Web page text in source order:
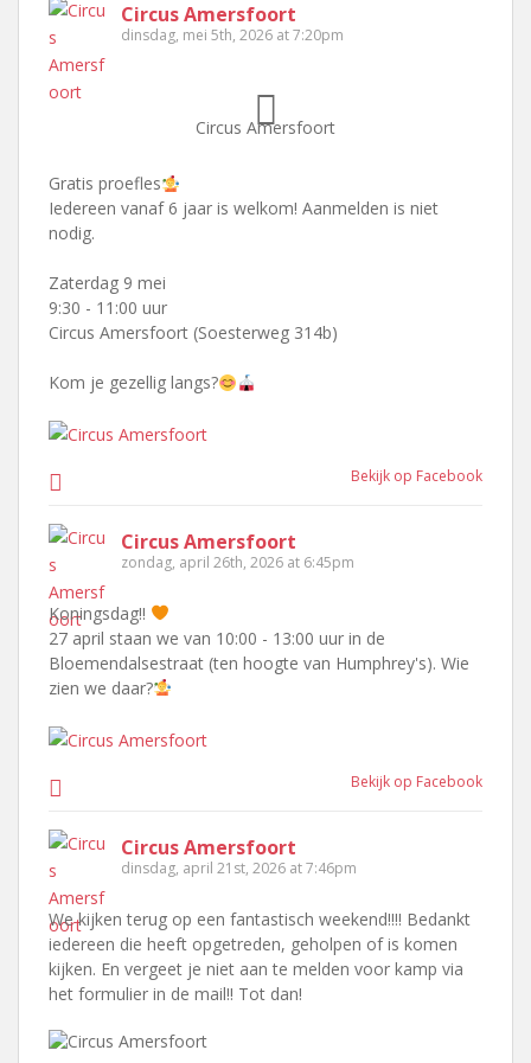
Circus Amersfoort
dinsdag, mei 5th, 2026 at 7:20pm
Circus Amersfoort
Gratis proefles
Iedereen vanaf 6 jaar is welkom! Aanmelden is niet
nodig.
Zaterdag 9 mei
9:30 - 11:00 uur
Circus Amersfoort (Soesterweg 314b)
Kom je gezellig langs?
Bekijk op Facebook
Circus Amersfoort
zondag, april 26th, 2026 at 6:45pm
Koningsdag!!
27 april staan we van 10:00 - 13:00 uur in de
Bloemendalsestraat (ten hoogte van Humphrey's). Wie
zien we daar?
Bekijk op Facebook
Circus Amersfoort
dinsdag, april 21st, 2026 at 7:46pm
We kijken terug op een fantastisch weekend!!!! Bedankt
iedereen die heeft opgetreden, geholpen of is komen
kijken. En vergeet je niet aan te melden voor kamp via
het formulier in de mail!! Tot dan!